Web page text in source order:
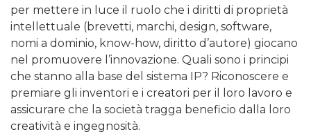
per mettere in luce il ruolo che i diritti di proprietà
intellettuale (brevetti, marchi, design, software,
nomi a dominio, know-how, diritto d’autore) giocano
nel promuovere l’innovazione. Quali sono i principi
che stanno alla base del sistema IP? Riconoscere e
premiare gli inventori e i creatori per il loro lavoro e
assicurare che la società tragga beneficio dalla loro
creatività e ingegnosità.